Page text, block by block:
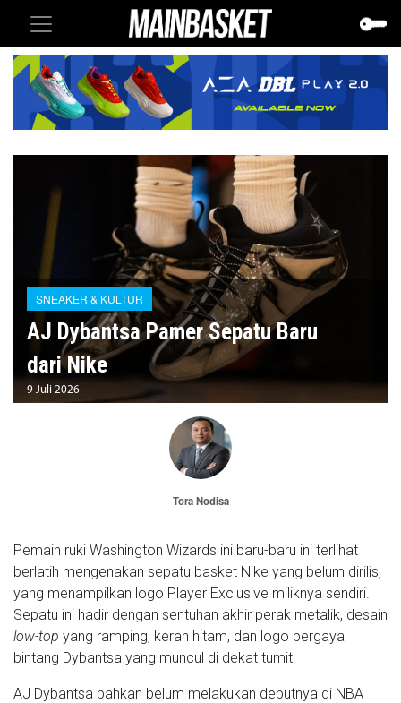
SNEAKER & KULTUR
AJ Dybantsa Pamer Sepatu Baru
dari Nike
9 Juli 2026
Tora Nodisa
Pemain ruki Washington Wizards ini baru-baru ini terlihat
berlatih mengenakan sepatu basket Nike yang belum dirilis,
yang menampilkan logo Player Exclusive miliknya sendiri.
Sepatu ini hadir dengan sentuhan akhir perak metalik, desain
low-top yang ramping, kerah hitam, dan logo bergaya
bintang Dybantsa yang muncul di dekat tumit.
AJ Dybantsa bahkan belum melakukan debutnya di NBA